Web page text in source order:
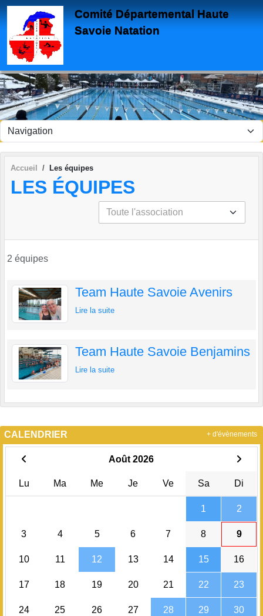
Comité Départemental Haute
Savoie Natation
Accueil Les équipes
LES ÉQUIPES
2 équipes
Team Haute Savoie Avenirs
Lire la suite
Team Haute Savoie Benjamins
Lire la suite
CALENDRIER
Août 2026
Lu Ma Me Je Ve Sa Di
1 2
3 4 5 6 7 8 9
10 11 12 13 14 15 16
17 18 19 20 21 22 23
24 25 26 27 28 29 30
+ d'évènements
Panneau de gestion des cookies